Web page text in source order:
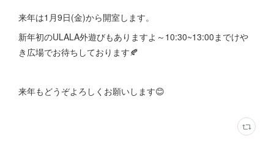
来年は1月9日(金)から開室します。
新年初のULALA外遊びもありますよ～10:30~13:00までけや
き広場でお待ちしております🍂
来年もどうぞよろしくお願いします😊